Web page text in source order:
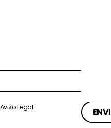
Aviso Legal